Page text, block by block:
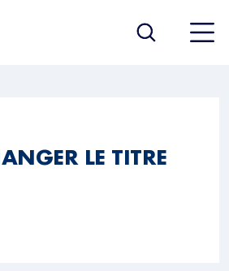
LE TITRE